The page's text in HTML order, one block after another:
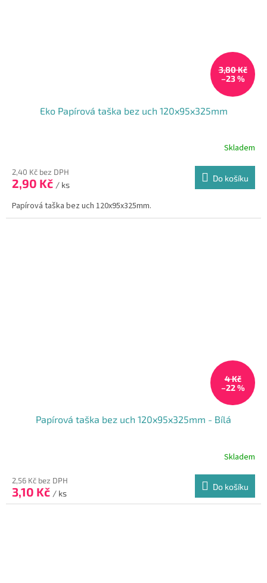
3,80 Kč
–23 %
Eko Papírová taška bez uch 120x95x325mm
produktu
je
z
5
Skladem
2,40 Kč bez DPH
2,90 Kč / ks
Do košíku
Papírová taška bez uch 120x95x325mm.
4 Kč
–22 %
Papírová taška bez uch 120x95x325mm - Bílá
Skladem
2,56 Kč bez DPH
3,10 Kč / ks
Do košíku